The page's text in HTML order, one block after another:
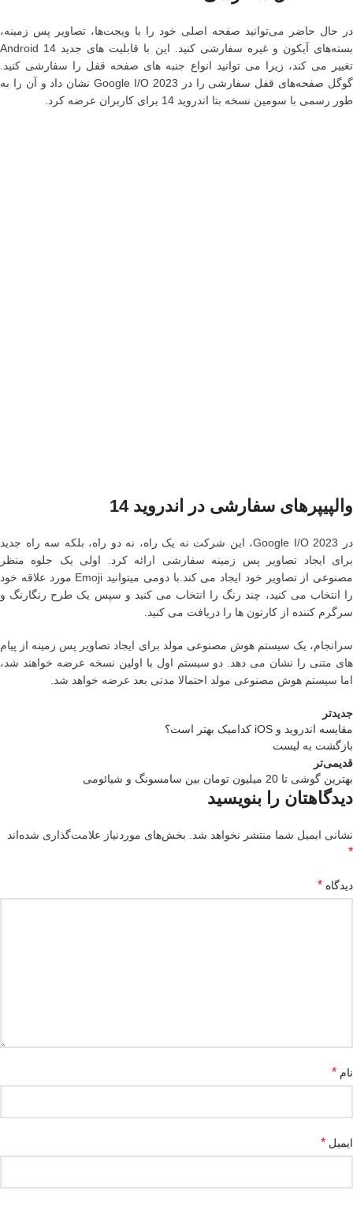
در حال حاضر می‌توانید صفحه اصلی خود را با ویجت‌ها، تصاویر پس زمینه،
بسته‌های آیکون و غیره سفارشی کنید. این با قابلیت های جدید Android 14
تغییر می کند، زیرا می توانید انواع جنبه های صفحه قفل را سفارشی کنید.
گوگل صفحه‌های قفل سفارشی را در Google I/O 2023 نشان داد و آن را به
طور رسمی با سومین نسخه بتا اندروید 14 برای کاربران عرضه کرد.
والپیپرهای سفارشی در اندروید 14
در Google I/O 2023، این شرکت نه یک راه، نه دو راه، بلکه سه راه جدید
برای ایجاد تصاویر پس زمینه سفارشی ارائه کرد. اولی یک جلوه منظر
مصنوعی از تصاویر خود ایجاد می کند.با دومی میتوانید Emoji مورد علاقه خود
را انتخاب می کنید، چند رنگ را انتخاب می کنید و سپس یک طرح رنگارنگ و
سرگرم کننده از کارتون ها را دریافت می کنید.
سرانجام، یک سیستم هوش مصنوعی مولد برای ایجاد تصاویر پس زمینه از پیام
های متنی را نشان می دهد. دو سیستم اول با اولین نسخه عرضه خواهند شد،
اما سیستم هوش مصنوعی مولد احتمالا مدتی بعد عرضه خواهد شد.
جدیدتر
مقایسه اندروید و iOS کدامیک بهتر است؟
بازگشت به لیست
قدیمی‌تر
بهترین گوشی تا 20 میلیون تومان بین سامسونگ و شیائومی
دیدگاهتان را بنویسید
نشانی ایمیل شما منتشر نخواهد شد. بخش‌های موردنیاز علامت‌گذاری شده‌اند
*
دیدگاه *
نام *
ایمیل *